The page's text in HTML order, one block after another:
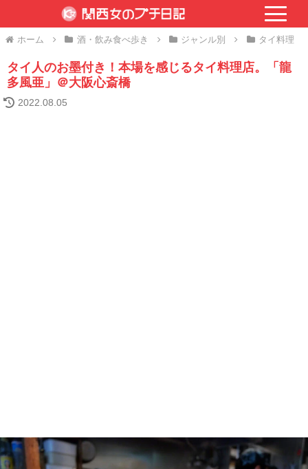
ホーム 酒・飲み食べ歩き ジャンル別 タイ料理
タイ人のお墨付き！本場を感じるタイ料理店。「龍
多風亜」＠大阪心斎橋
2022.08.05